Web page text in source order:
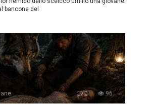
bancone del
0 96